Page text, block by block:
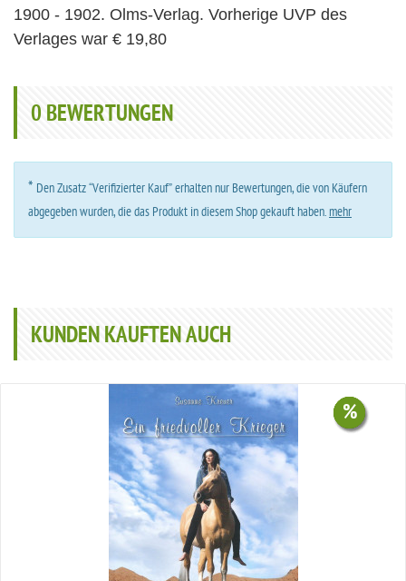
1900 - 1902. Olms-Verlag. Vorherige UVP des
Verlages war € 19,80
0 BEWERTUNGEN
* Den Zusatz “Verifizierter Kauf” erhalten nur Bewertungen, die von Käufern
abgegeben wurden, die das Produkt in diesem Shop gekauft haben.mehr
KUNDEN KAUFTEN AUCH
%
%
%
%